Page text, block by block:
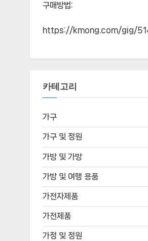
구매방법:
https://kmong.com/gig/
카테고리
가구
가구 및 정원
가방 및 가방
가방 및 여행 용품
가전자제품
가전제품
가정 및 정원